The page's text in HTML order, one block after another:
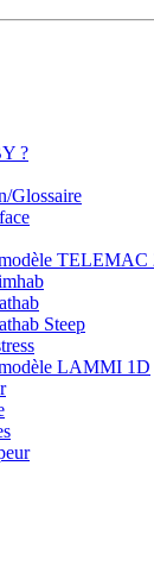
?
Glossaire
TELEMAC
Steep
LAMMI 1D